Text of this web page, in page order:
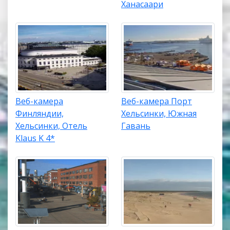
Ханасаари
Веб-камера
Финляндии,
Хельсинки, Отель
Klaus K 4*
Веб-камера Порт
Хельсинки, Южная
Гавань